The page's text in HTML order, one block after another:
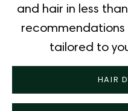
and hair in less
tailored to
HAIR